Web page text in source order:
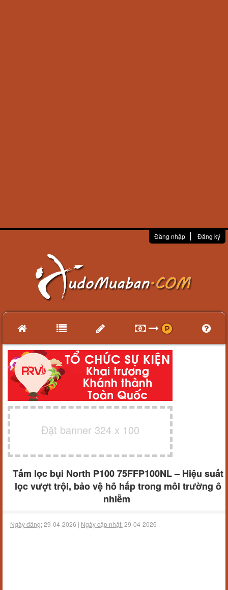
Đăng nhập Đăng ký
Đặt banner 324 x 100
Tấm lọc bụi North P100 75FFP100NL – Hiệu suất
lọc vượt trội, bảo vệ hô hấp trong môi trường ô
nhiễm
Ngày đăng:29-04-2026 | Ngày cập nhật:29-04-2026